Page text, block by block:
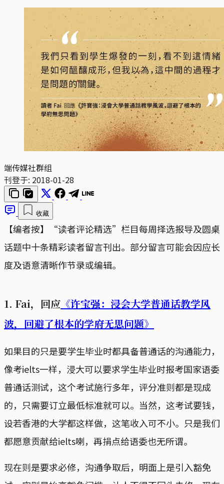
端传媒社群组
刊登于: 2018-01-28
收藏
【编者按】“读者评论精选”栏目每周择选报导及圆桌
话题中十条精彩读者留言刊出。部分留言可能会因应长
度及语意清晰作节录或编辑。
1. Fai，回应 《许宝强：浸会大学普通话教学风
波，回避了根本的学府无思问题》
如果目的只是要学生毕业时都具备普通话的沟通能力，
像考ielts一样，浸大可以要求学生毕业时报考国家语委
普通话测试，这个考试施行多年，评分准则都是现成
的，只需要订立最低标准就可以。当然，这考试要钱，
设若香港的大学都这样做，这笔收入可不小。只是我们
都愿意贡献给ielts喇，再捐点给语委也无所谓。
现在则是要求必修，沟通争取后，明面上是引入豁免